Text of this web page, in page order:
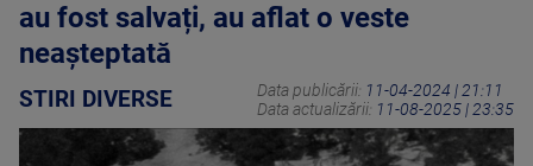
au fost salvați, au aflat o veste
neașteptată
STIRI DIVERSE Data publicării: 11-04-2024 | 21:11
Data actualizării: 11-08-2025 | 23:35